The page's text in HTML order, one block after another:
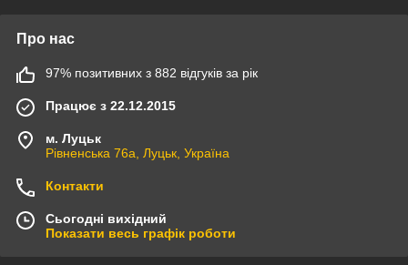
Про нас
97% позитивних з 882 відгуків за рік
Працює з 22.12.2015
м. Луцьк
Рівненська 76а, Луцьк, Україна
Контакти
Сьогодні вихідний
Показати весь графік роботи